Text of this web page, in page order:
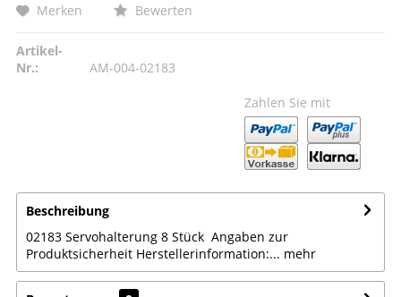
Merken Bewerten
Artikel-
Nr.:
AM-004-02183
Zahlen Sie mit
Beschreibung
02183 Servohalterung 8 Stück Angaben zur
Produktsicherheit Herstellerinformation:... mehr